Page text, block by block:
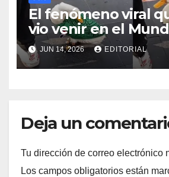
El fenómeno viral
vio venir en el
JUN 14, 2026 EDITORIAL
Deja un
Tu dirección de correo electrónico
Los campos obligatorios están